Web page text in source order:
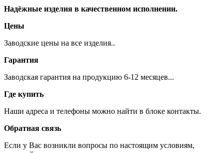
Надёжные изделия в качественном исполнении.
Цены
Заводские цены на все изделия..
Гарантия
Заводская гарантия на продукцию 6-12 месяцев...
Где купить
Наши адреса и телефоны можно найти в блоке контакты.
Обратная связь
Если у Вас возникли вопросы по настоящим условиям,